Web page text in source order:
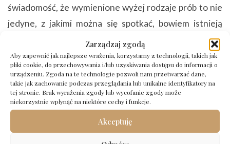
Zarządzaj zgodą
Aby zapewnić jak najlepsze wrażenia, korzystamy z technologii, takich jak
pliki cookie, do przechowywania i/lub uzyskiwania dostępu do informacji o
urządzeniu. Zgoda na te technologie pozwoli nam przetwarzać dane,
takie jak zachowanie podczas przeglądania lub unikalne identyfikatory na
tej stronie. Brak wyrażenia zgody lub wycofanie zgody może
niekorzystnie wpłynąć na niektóre cechy i funkcje.
Akceptuję
świadomość, że wymienione wyżej rodzaje prób to nie
jedyne, z jakimi można się spotkać, bowiem istnieją
również warianty pośrednie, takie jak chociażby 900,
916 czy 417. W pierwszym przypadku zawartość
surowca będzie oczywiście wynosić równo 90%, co
oznacza, że wyrób tej próby jest niemal tak samo
cenny, jak 999.
W związku z tym nawet posiadacze starszej, a być